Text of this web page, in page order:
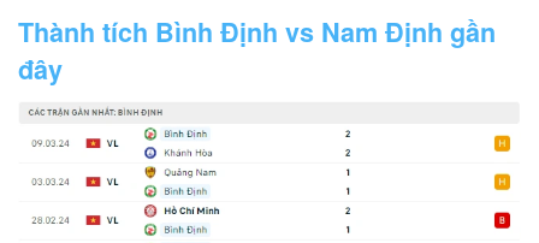
Thành tích Bình Định vs Nam Định gần
đây